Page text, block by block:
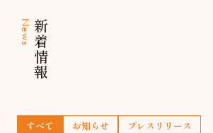
新着情報
News
すべて お知らせ プレスリリース